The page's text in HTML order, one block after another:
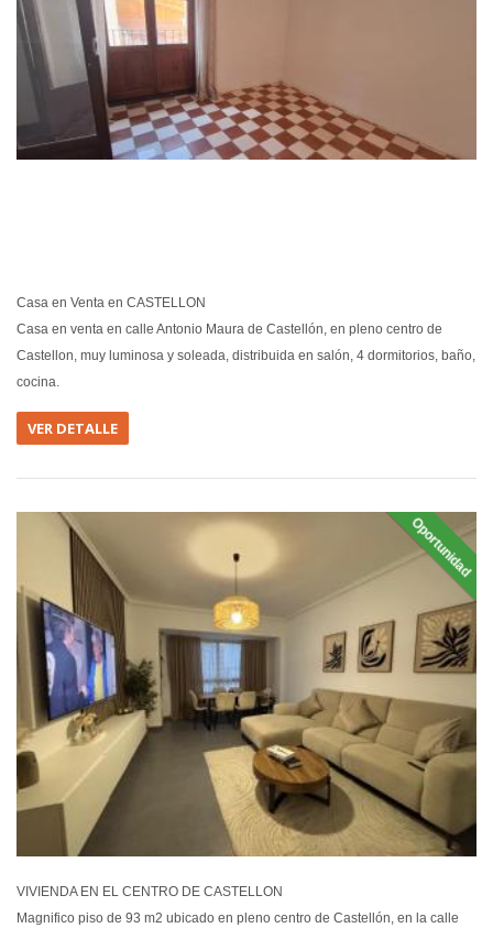
Casa en Venta en CASTELLON
Casa en venta en calle Antonio Maura de Castellón, en pleno centro de
Castellon, muy luminosa y soleada, distribuida en salón, 4 dormitorios, baño,
cocina.
VER DETALLE
Oportunidad
EN
VIVIENDA EN EL CENTRO DE CASTELLON
Magnifico piso de 93 m2 ubicado en pleno centro de Castellón, en la calle